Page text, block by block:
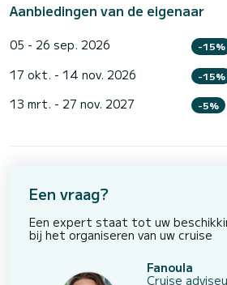
Aanbiedingen van de eigenaar
05 - 26 sep. 2026 -15%
17 okt. - 14 nov. 2026 -15%
13 mrt. - 27 nov. 2027 -5%
Een vraag?
Een expert staat tot uw
bij het organiseren van uw cruise
Fanoula
Cruise